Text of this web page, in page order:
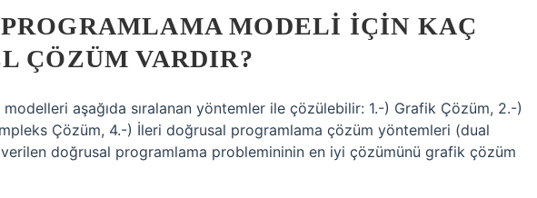
MODELI IÇIN KAÇ
ÇÖZÜM VARDIR?
aşağıda sıralanan yöntemler ile çözülebilir: 1.-) Grafik Çözüm, 2.-)
Çözüm, 4.-) İleri doğrusal programlama çözüm yöntemleri (dual
doğrusal programlama problemininin en iyi çözümünü grafik çözüm